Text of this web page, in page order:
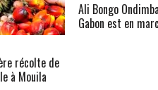
récolte de
à Mouila
Ali Bongo
Gabon est en